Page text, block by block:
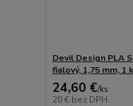
Devil Design PLA
fialový, 1,75 mm, 1
24,60 €/ks
20 € bez DPH